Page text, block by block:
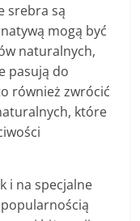
srebra są
mogą być
naturalnych,
pasują do
również zwrócić
które
i na specjalne